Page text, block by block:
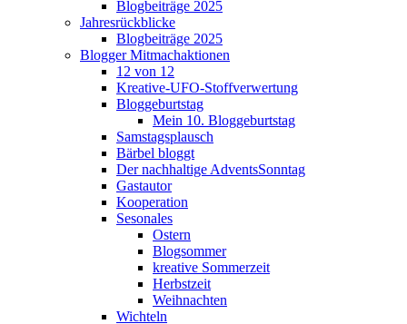
Blogbeiträge 2025
Jahresrückblicke
Blogbeiträge 2025
Blogger Mitmachaktionen
12 von 12
Kreative-UFO-Stoffverwertung
Bloggeburtstag
Mein 10. Bloggeburtstag
Samstagsplausch
Bärbel bloggt
Der nachhaltige AdventsSonntag
Gastautor
Kooperation
Sesonales
Ostern
Blogsommer
kreative Sommerzeit
Herbstzeit
Weihnachten
Wichteln